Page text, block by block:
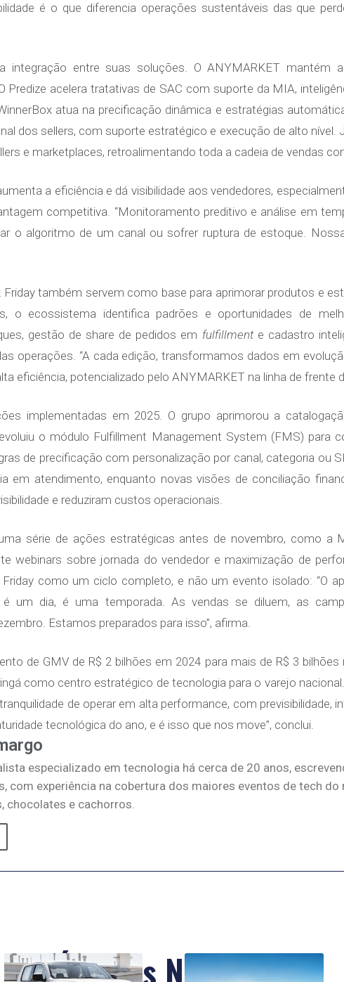
é o que diferencia operações sustentáveis das que
entre suas soluções. O ANYMARKET mantém
Predize acelera tratativas de SAC com suporte da MIA,
atua na precificação dinâmica e estratégias
dos sellers, com suporte estratégico e execução de alto nível.
e marketplaces, retroalimentando toda a cadeia de vendas
a eficiência e dá visibilidade aos vendedores,
competitiva. “Monitoramento preditivo e análise em
o algoritmo de um canal ou sofrer ruptura de estoque.
Friday também servem como base para aprimorar produtos e
o ecossistema identifica padrões e oportunidades de
gestão de share de pedidos em fulfillmente cadastro
operações. “A cada edição, transformamos dados em
eficiência, potencializado pelo ANYMARKET na linha de frente
implementadas em 2025. O grupo aprimorou a
o módulo Fulfillment Management System (FMS) para
de precificação com personalização por canal, categoria ou
em atendimento, enquanto novas visões de conciliação
e reduziram custos operacionais.
série de ações estratégicas antes de novembro, como a
webinars sobre jornada do vendedor e maximização de
como um ciclo completo, e não um evento isolado: “O
um dia, é uma temporada. As vendas se diluem, as
Estamos preparados para isso”, afirma.
de GMV de R$ 2 bilhões em 2024 para mais de R$ 3
como centro estratégico de tecnologia para o varejo
de operar em alta performance, com previsibilidade,
tecnológica do ano, e é isso que nos move”, conclui.
especializado em tecnologia há cerca de 20 anos,
com experiência na cobertura dos maiores eventos de tech
chocolates e cachorros.
Últimas Notícias